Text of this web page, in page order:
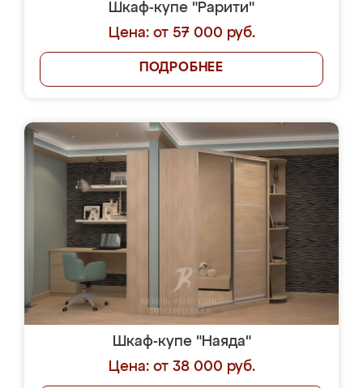
Шкаф-купе "Рарити"
Цена: от 57 000 руб.
ПОДРОБНЕЕ
Шкаф-купе "Наяда"
Цена: от 38 000 руб.